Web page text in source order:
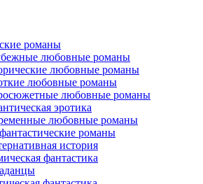
романы
любовные романы
любовные романы
любовные романы
любовные романы
эротика
любовные романы
романы
история
фантастика